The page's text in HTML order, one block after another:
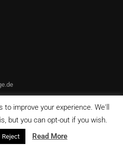
improve your experience. We'll
but you can opt-out if you wish.
Reject Read More